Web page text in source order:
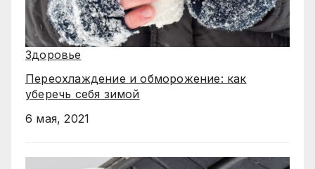
Здоровье
Переохлаждение и обморожение: как
уберечь себя зимой
6 мая, 2021